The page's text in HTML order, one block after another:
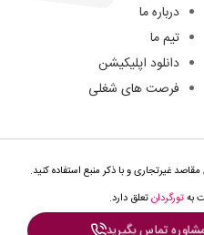
تماس بگیرید
درباره ما
تیم ما
دانلود اپلیکیشن
فرصت های شغلی
غیرتجاری و با ذکر منبع استفاده کنید.
بهتورگردانتعلق دارد.